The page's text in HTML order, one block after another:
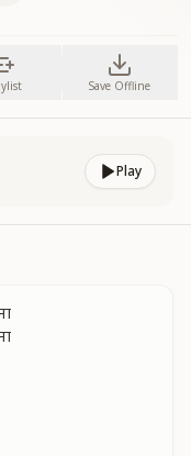
Save Offline
Play